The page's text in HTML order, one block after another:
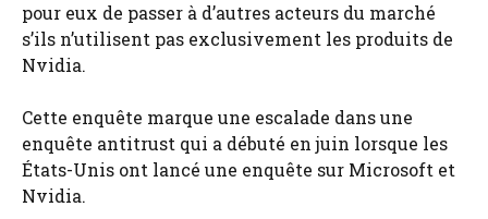
pour eux de passer à d’autres acteurs du marché
s’ils n’utilisent pas exclusivement les produits de
Nvidia.
Cette enquête marque une escalade dans une
enquête antitrust qui a débuté en juin lorsque les
États-Unis ont lancé une enquête sur Microsoft et
Nvidia.